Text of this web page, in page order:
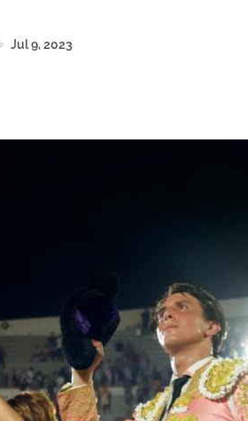
Jul 9, 2023